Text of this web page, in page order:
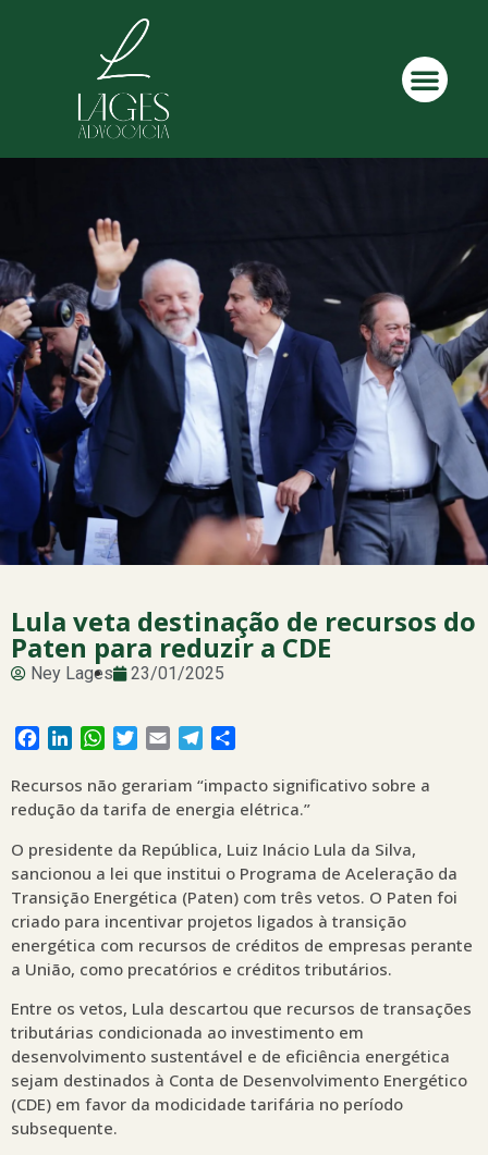
Lula veta destinação de recursos do
Paten para reduzir a CDE
Ney Lages 23/01/2025
Facebook
LinkedInWhatsApp
Twitter
Email Telegram
Recursos não gerariam “impacto significativo sobre a
redução da tarifa de energia elétrica.”
O presidente da República, Luiz Inácio Lula da Silva,
sancionou a lei que institui o Programa de Aceleração da
Transição Energética (Paten) com três vetos. O Paten foi
criado para incentivar projetos ligados à transição
energética com recursos de créditos de empresas perante
a União, como precatórios e créditos tributários.
Entre os vetos, Lula descartou que recursos de transações
tributárias condicionada ao investimento em
desenvolvimento sustentável e de eficiência energética
sejam destinados à Conta de Desenvolvimento Energético
(CDE) em favor da modicidade tarifária no período
subsequente.